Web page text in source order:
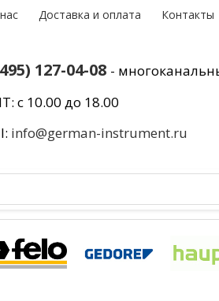
Доставка и оплата Контакты
127-04-08 -
с 10.00 до 18.00
info@german-instrument.ru